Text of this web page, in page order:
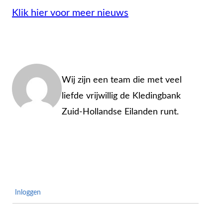
Klik hier voor meer nieuws
Wij zijn een team die met veel
liefde vrijwillig de Kledingbank
Zuid-Hollandse Eilanden runt.
Inloggen